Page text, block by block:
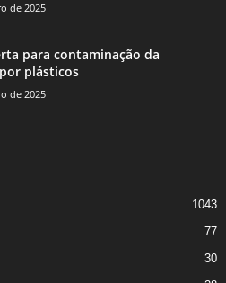
de 2025
para contaminação da
plásticos
de 2025
1043
77
30